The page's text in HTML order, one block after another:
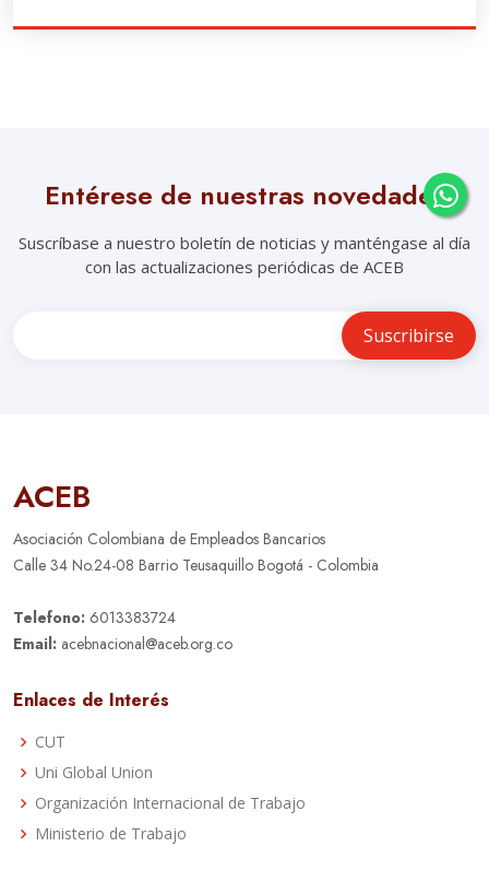
Entérese de nuestras novedades
Suscríbase a nuestro boletín de noticias y manténgase al día
con las actualizaciones periódicas de ACEB
ACEB
Asociación Colombiana de Empleados Bancarios
Calle 34 No.24-08 Barrio Teusaquillo Bogotá - Colombia
Telefono: 6013383724
Email: acebnacional@aceb.org.co
Enlaces de Interés
CUT
Uni Global Union
Organización Internacional de Trabajo
Ministerio de Trabajo